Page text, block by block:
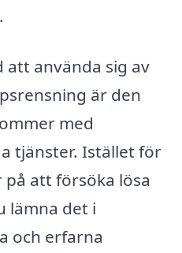
att använda sig av
är den
med
tjänster. Istället för
att försöka lösa
lämna det i
och erfarna